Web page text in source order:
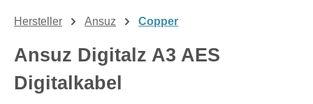
Hersteller Ansuz Copper
Ansuz Digitalz A3 AES
Digitalkabel